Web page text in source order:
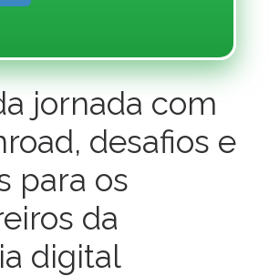
jornada com
desafios e
para os
da
digital